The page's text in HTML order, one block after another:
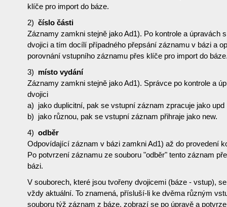
klíče pro import do báze.
2)číslo části
Záznamy zamkni stejně jako Ad1). Po kontrole a úpravách
dvojici a tím docílí případného přepsání záznamu v bázi a
porovnání vstupního záznamu přes klíče pro import do
3) místo vydání
Záznamy zamkni stejně jako Ad1). Správce po kontrole a
dvojici
a) jako duplicitní, pak se vstupní záznam zpracuje jako upd
b) jako různou, pak se vstupní záznam přihraje jako new.
4)odběr
Odpovídající záznam v bázi zamkni Ad1) až do provedení
Po potvrzení záznamu ze souboru "odběr" tento záznam
bázi.
V souborech, které jsou tvořeny dvojicemi (báze - vstup),
vždy aktuální. To znamená, přísluší-li ke dvěma různým
souboru týž záznam z báze, zobrazí se po úpravě a